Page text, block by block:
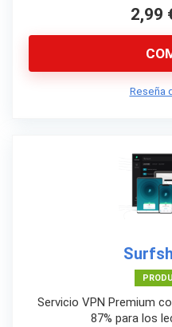
2,99
Reseña
Servicio VPN Premium
87% para los